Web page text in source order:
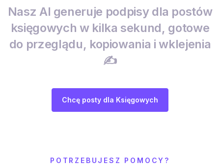
Nasz AI generuje podpisy dla postów
księgowych w kilka sekund, gotowe
do przeglądu, kopiowania i wklejenia
✍️
Chcę posty dla Księgowych
POTRZEBUJESZ POMOCY?